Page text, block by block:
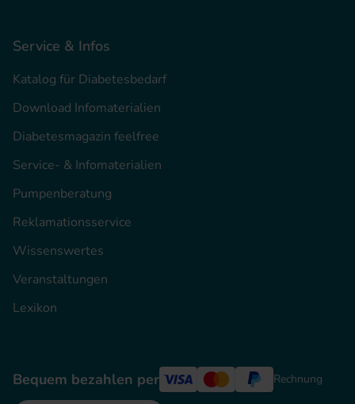
Service & Infos
Katalog für Diabetesbedarf
Download Infomaterialien
Diabetesmagazin feelfree
Service- & Infomaterialien
Pumpenberatung
Reklamationsservice
Wissenswertes
Veranstaltungen
Lexikon
Bequem bezahlen per Rechnung